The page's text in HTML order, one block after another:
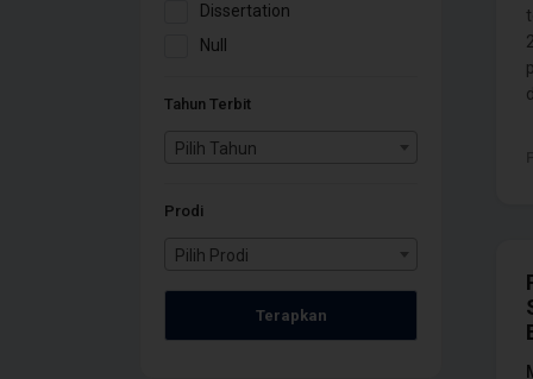
Dissertation
Null
Tahun Terbit
Pilih Tahun
Prodi
Pilih Prodi
Terapkan